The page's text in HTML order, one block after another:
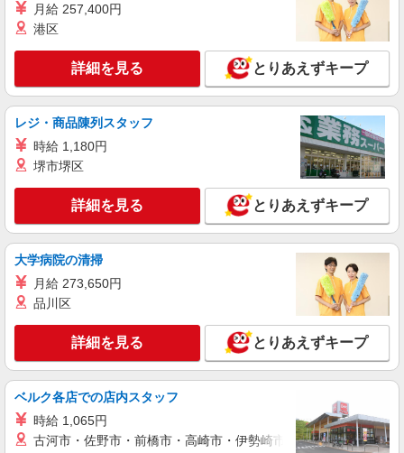
月給 257,400円
港区
詳細を見る とりあえずキープ
レジ・商品陳列スタッフ
時給 1,180円
堺市堺区
詳細を見る とりあえずキープ
大学病院の清掃
月給 273,650円
品川区
詳細を見る とりあえずキープ
ベルク各店での店内スタッフ
時給 1,065円
古河市・佐野市・前橋市・高崎市・伊勢崎市・太田市・館林市